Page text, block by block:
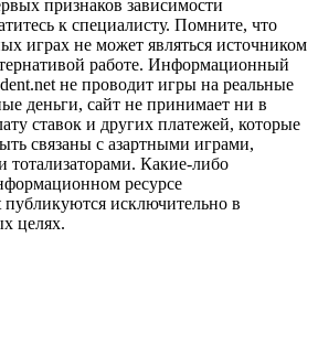
признаков зависимости
к специалисту. Помните, что
играх не может являться источником
работе. Информационный
не проводит игры на реальные
деньги, сайт не принимает ни в
ставок и других платежей, которые
связаны с азартными играми,
тотализаторами. Какие-либо
ресурсе
публикуются исключительно в
целях.